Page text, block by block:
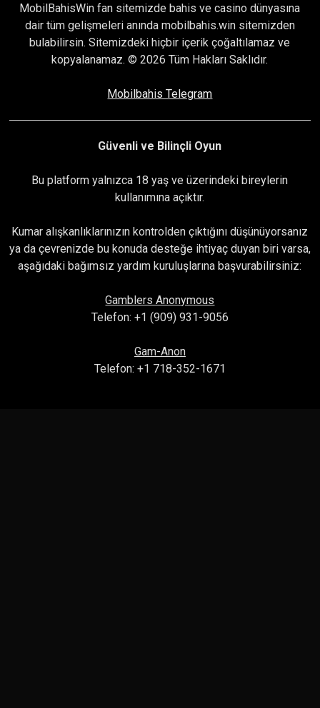
MobilBahisWin fan sitemizde bahis ve casino dünyasına
dair tüm gelişmeleri anında mobilbahis.win sitemizden
bulabilirsin. Sitemizdeki hiçbir içerik çoğaltılamaz ve
kopyalanamaz. © 2026 Tüm Hakları Saklıdır.
Mobilbahis Telegram
Güvenli ve Bilinçli Oyun
Bu platform yalnızca 18 yaş ve üzerindeki bireylerin
kullanımına açıktır.
Kumar alışkanlıklarınızın kontrolden çıktığını düşünüyorsanız
ya da çevrenizde bu konuda desteğe ihtiyaç duyan biri varsa,
aşağıdaki bağımsız yardım kuruluşlarına başvurabilirsiniz:
Gamblers Anonymous
Telefon: +1 (909) 931-9056
Gam-Anon
Telefon: +1 718-352-1671